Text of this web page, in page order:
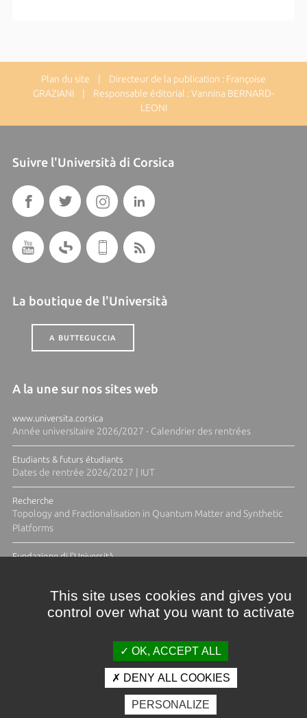
Plan du site | Directeur de la publication : Françoise
GRAZIANI | Responsable éditorial : Vannina BERNARD-
LEONI
Suivre l'Università di Corsica
La boutique de l'Università
A BUTTEGUCCIA
A la une sur nos sites web
www.universita.corsica
Année universitaire 2026/2027 - Calendrier des rentrées
Etudiants & futurs étudiants
Dates de rentrée 2026/2027 | IUT
Recherche
Topology and Fractionalisation in Quantum Matter and Synthetic
Platforms
Fundazione di l'Università
Crédits et mentions légales
Espace presse Photothèque
This site uses cookies and gives you
control over what you want to activate
OK, ACCEPT ALL
DENY ALL COOKIES
PERSONALIZE